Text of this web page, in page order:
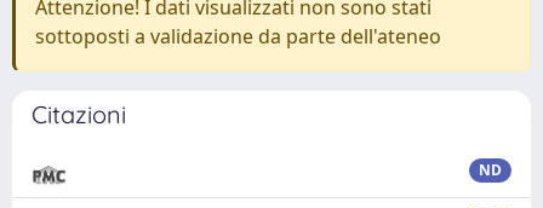
Attenzione! I dati visualizzati non sono stati
sottoposti a validazione da parte dell'ateneo
Citazioni
ND